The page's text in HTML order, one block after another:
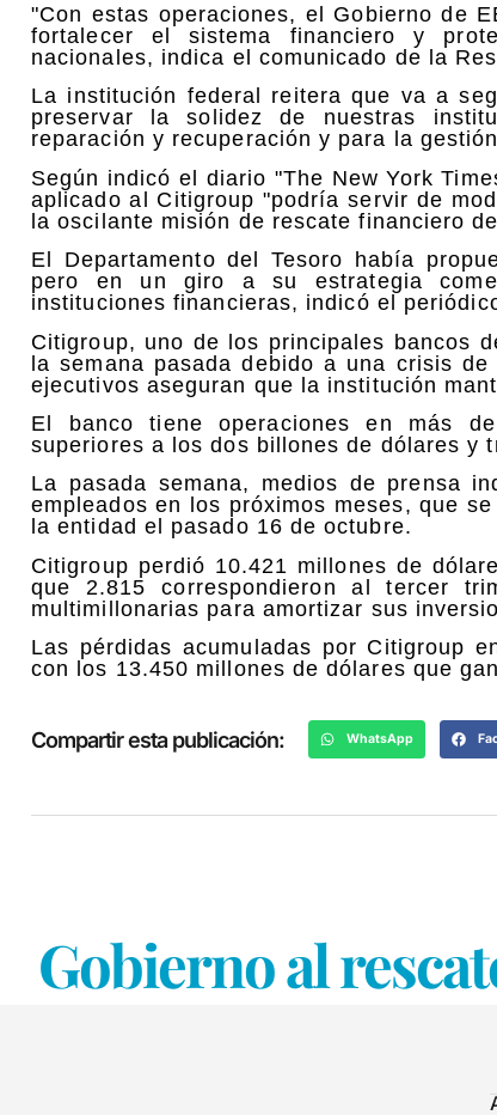
"Con estas operaciones, el Gobierno de
fortalecer el sistema financiero y
nacionales, indica el comunicado de la
La institución federal reitera que va a
preservar la solidez de nuestras
reparación y recuperación y para la
Según indicó el diario "The New York
aplicado al Citigroup "podría servir de
la oscilante misión de rescate financiero
El Departamento del Tesoro había
pero en un giro a su estrategia
instituciones financieras, indicó el
Citigroup, uno de los principales bancos
la semana pasada debido a una crisis
ejecutivos aseguran que la institución
El banco tiene operaciones en más
superiores a los dos billones de dólares y
La pasada semana, medios de prensa
empleados en los próximos meses, que
la entidad el pasado 16 de octubre.
Citigroup perdió 10.421 millones de
que 2.815 correspondieron al tercer
multimillonarias para amortizar sus
Las pérdidas acumuladas por Citigroup
con los 13.450 millones de dólares que
Compartir esta publicación: WhatsApp
Gobierno al